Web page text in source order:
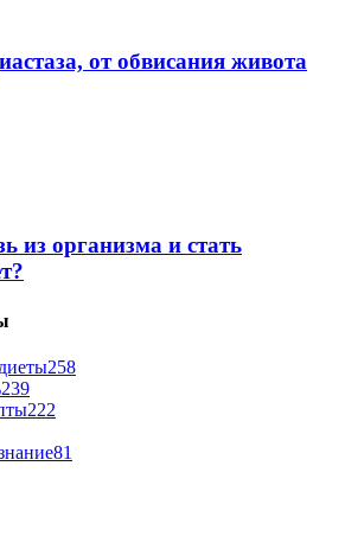
от обвисания живота
из организма и стать
258
239
222
81